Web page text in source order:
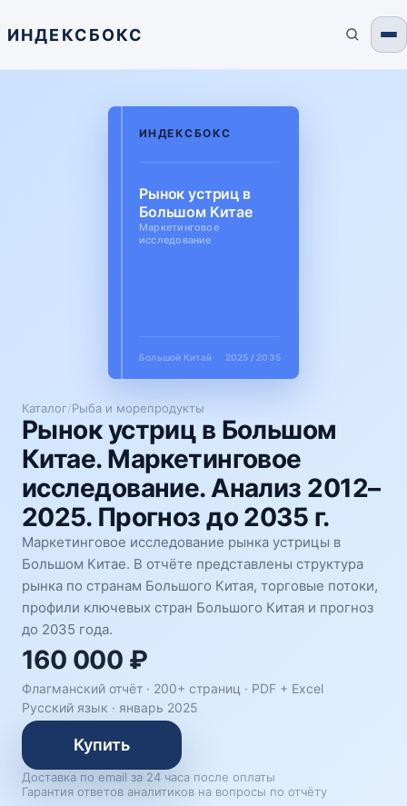
ИНДЕКСБОКС
Каталог/Рыба и морепродукты
Рынок устриц в Большом
Китае. Маркетинговое
исследование. Анализ 2012–
2025. Прогноз до 2035 г.
Маркетинговое исследование рынка устрицы в
Большом Китае. В отчёте представлены структура
рынка по странам Большого Китая, торговые потоки,
профили ключевых стран Большого Китая и прогноз
до 2035 года.
160 000 ₽
Флагманский отчёт · 200+ страниц · PDF + Excel
Русский язык · январь 2025
Купить
Доставка по email за 24 часа после оплаты
Гарантия ответов аналитиков на вопросы по отчёту
ИНДЕКСБОКС
Рынок устриц в
Большом Китае
Маркетинговое
исследование
Большой Китай 2025 / 2035